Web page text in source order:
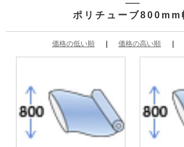
ポリチューブ800mm
価格の低い順 価格の高い順